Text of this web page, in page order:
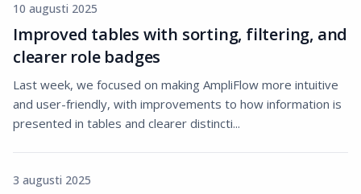
10 augusti 2025
Improved tables with sorting, filtering, and
clearer role badges
Last week, we focused on making AmpliFlow more intuitive
and user-friendly, with improvements to how information is
presented in tables and clearer distincti...
3 augusti 2025